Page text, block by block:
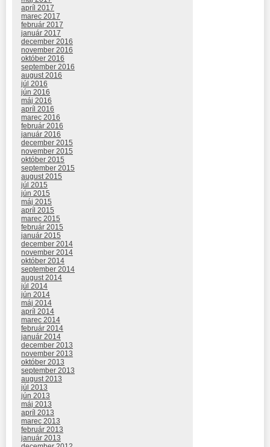
apríl 2017
marec 2017
február 2017
január 2017
december 2016
november 2016
október 2016
september 2016
august 2016
júl 2016
jún 2016
máj 2016
apríl 2016
marec 2016
február 2016
január 2016
december 2015
november 2015
október 2015
september 2015
august 2015
júl 2015
jún 2015
máj 2015
apríl 2015
marec 2015
február 2015
január 2015
december 2014
november 2014
október 2014
september 2014
august 2014
júl 2014
jún 2014
máj 2014
apríl 2014
marec 2014
február 2014
január 2014
december 2013
november 2013
október 2013
september 2013
august 2013
júl 2013
jún 2013
máj 2013
apríl 2013
marec 2013
február 2013
január 2013